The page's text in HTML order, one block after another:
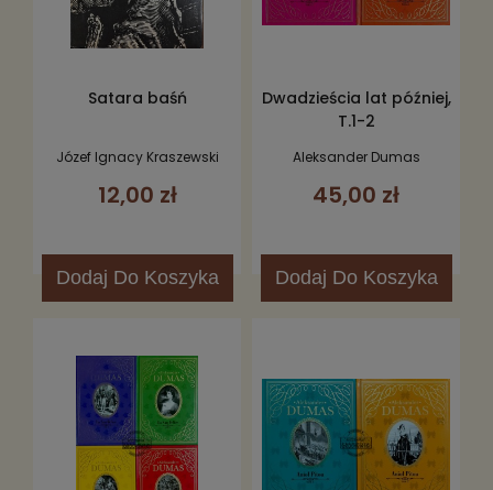
Satara baśń
Józef Ignacy Kraszewski
12,00 zł
Dodaj Do Koszyka
Dwadzieścia lat później,
T.1-2
Aleksander Dumas
45,00 zł
Dodaj Do Koszyka